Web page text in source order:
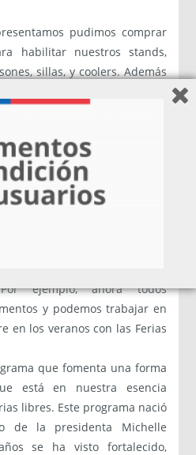
pudimos comprar
habilitar nuestros stands,
sillas, y coolers. Además
en los canales de
Sonia Trabol, presidenta del
quincena de productores y
Por ejemplo, ahora todos
y podemos trabajar en
en los veranos con las Ferias
que fomenta una forma
está en nuestra esencia
libres. Este programa nació
de la presidenta Michelle
se ha visto fortalecido,